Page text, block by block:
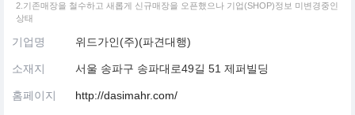
2.기존매장을 철수하고 새롭게 신규매장을 오픈했으나 기업(SHOP)정보 미변경중인
상태
기업명 위드가인(주)(파견대행)
소재지 서울 송파구 송파대로49길 51 제퍼빌딩
홈페이지 http://dasimahr.com/